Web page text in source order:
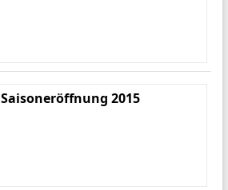
Saisoneröffnung 2015